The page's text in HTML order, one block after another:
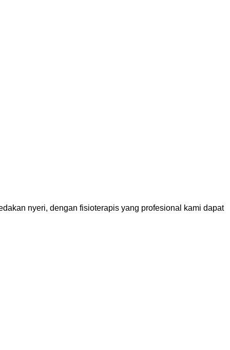
nyeri, dengan fisioterapis yang profesional kami dapat